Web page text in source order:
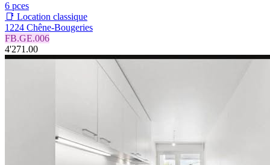
6 pces
📑 Location classique
1224 Chêne-Bougeries
FB.GE.006
4'271.00